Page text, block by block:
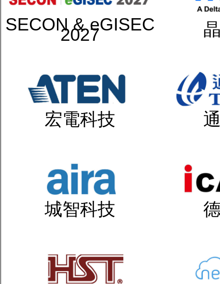
SECON & eGISEC
2027
宏電科技
城智科技